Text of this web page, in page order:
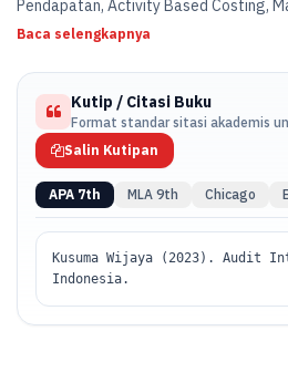
Pendapatan, Activity Based Costing,
Manajemen Inovasi Bisnis.
Baca selengkapnya
Kutip / Citasi Buku
Format standar sitasi akademis
Salin Kutipan
APA 7th MLA 9th Chicago
Kusuma Wijaya (2023). Audit
Indonesia.